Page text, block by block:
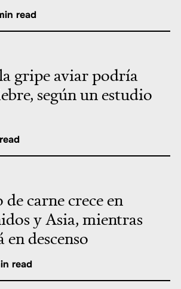
read
gripe aviar podría
según un estudio
carne crece en
y Asia, mientras
en descenso
read